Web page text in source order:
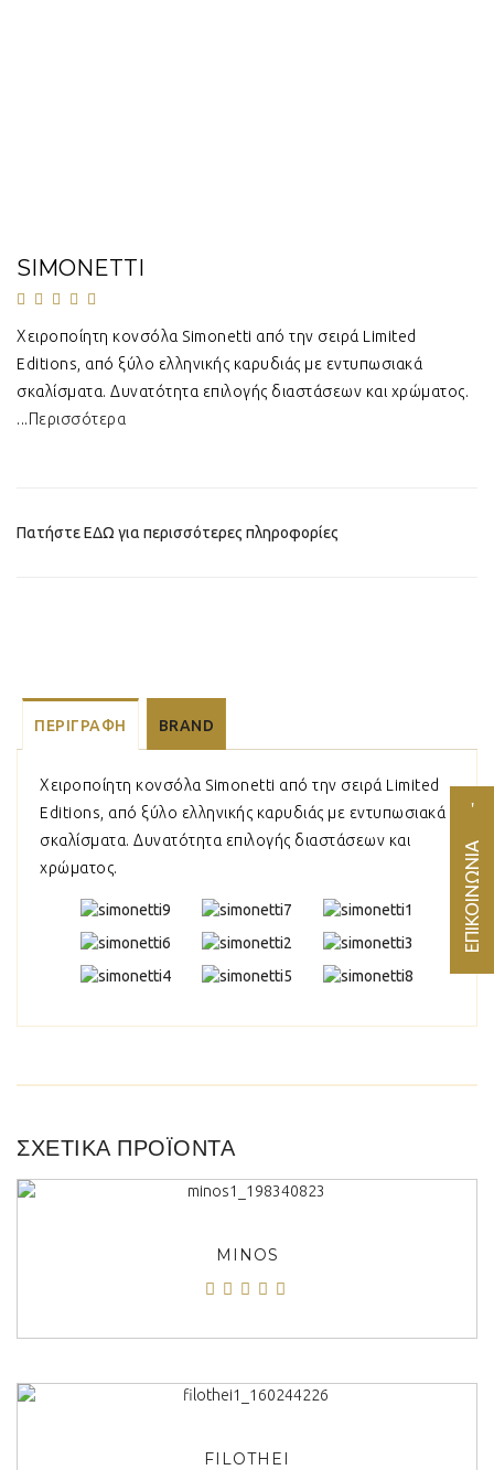
SIMONETTI
Χειροποίητη κονσόλα Simonetti από την σειρά Limited
Editions, από ξύλο ελληνικής καρυδιάς με εντυπωσιακά
σκαλίσματα. Δυνατότητα επιλογής διαστάσεων και χρώματος.
... Περισσότερα
Πατήστε ΕΔΩ για περισσότερες πληροφορίες
ΠΕΡΙΓΡΑΦΉ BRAND
Χειροποίητη κονσόλα Simonetti από την σειρά Limited
Editions, από ξύλο ελληνικής καρυδιάς με εντυπωσιακά
σκαλίσματα. Δυνατότητα επιλογής διαστάσεων και
χρώματος.
ΣΧΕΤΙΚΆ ΠΡΟΪΌΝΤΑ
MINOS
FILOTHEI
ΕΠΙΚΟΙΝΩΝΙΑ